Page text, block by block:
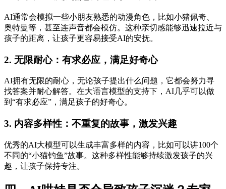
AI通常会模拟一些小朋友熟悉的动漫角色，比如小猪佩奇、
奥特曼等，甚至连声音都会模仿。这种亲切感能够迅速拉近与
孩子的距离，让孩子更容易接受AI的安抚。
2. 无限耐心：有求必应，满足好奇心
AI拥有无限的耐心，无论孩子提出什么问题，它都会努力寻
找答案并耐心解答。在大语言模型的支持下，AI几乎可以做
到“有求必应”，满足孩子的好奇心。
3. 内容多样性：不重复的故事，激发兴趣
优秀的AI大模型可以生成丰富多样的内容，比如可以讲100个
不同的“小猫钓鱼”故事。这种多样性能够持续激发孩子的兴
趣，让孩子保持专注。